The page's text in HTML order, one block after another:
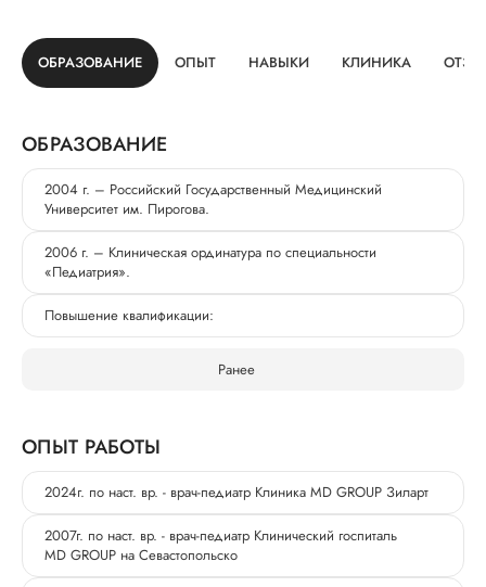
ОБРАЗОВАНИЕ ОПЫТ НАВЫКИ КЛИНИКА
ОБРАЗОВАНИЕ
2004 г. – Российский Государственный Медицинский
Университет им. Пирогова.
2006 г. – Клиническая ординатура по специальности
«Педиатрия».
Повышение квалификации:
Ранее
ОПЫТ РАБОТЫ
2024г. по наст. вр. - врач-педиатр Клиника MD GROUP Зиларт
2007г. по наст. вр. - врач-педиатр Клинический госпиталь
MD GROUP на Севастопольско